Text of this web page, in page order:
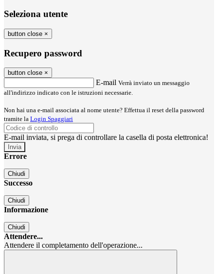
Seleziona utente
button close ×
Recupero password
button close ×
E-mail Verrà inviato un messaggio
all'indirizzo indicato con le istruzioni necessarie.
Non hai una e-mail associata al nome utente? Effettua il reset della password
tramite la Login Spaggiari
E-mail inviata, si prega di controllare la casella di posta elettronica!
Errore
Chiudi
Successo
Chiudi
Informazione
Chiudi
Attendere...
Attendere il completamento dell'operazione...